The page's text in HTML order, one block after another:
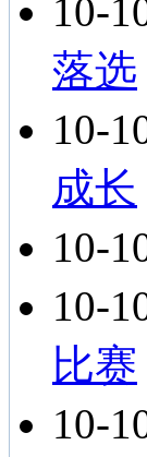
10-
落选
10-
成长
10-
10-
比赛
10-